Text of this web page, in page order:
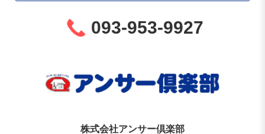
株式会社アンサー倶楽部
093-953-9927